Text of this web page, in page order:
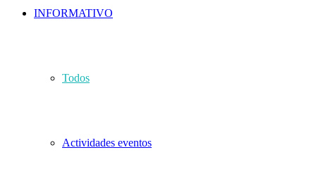
INFORMATIVO
Todos
Actividades eventos